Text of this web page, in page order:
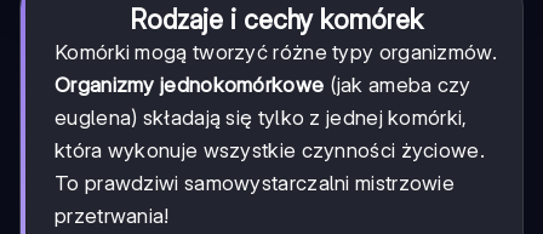
Rodzaje i cechy komórek
Komórki mogą tworzyć różne typy organizmów.
Organizmy jednokomórkowe (jak ameba czy
euglena) składają się tylko z jednej komórki,
która wykonuje wszystkie czynności życiowe.
To prawdziwi samowystarczalni mistrzowie
przetrwania!